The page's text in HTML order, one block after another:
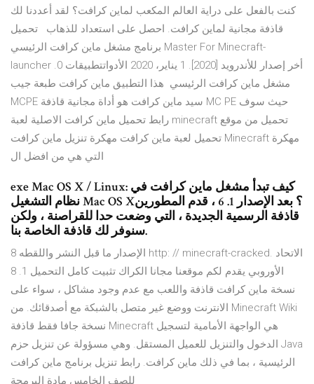
كنت بالفعل على دراية العالم المكعب لماين كرافت؟ لقد أعددنا لك
قاذفة مجانية لماين كرافت. احصل على استعداد للذهاب تحميل
برنامج مشغل ماين كرافت الرئيسي Master For Minecraft-
launcher أخر إصدار للأندرويد [2020]. 1 يناير، 2020 الأدواتتطبيقات 0.
مشغل ماين كرافت الرئيسي هذا التطبيق ماين كرافت طبعة جيب
MCPE سيد ماين كرافت هو أداة مجانية قاذفة MC PE حيث سوف
رابط تحميل ماين كرافت الاصلية لعبة minecraft تحميل من موقع
تحميل لعبة ماين كرافت مهكرة تنزيل ماين كرافت Minecraft مهكرة
التي هي من افضل ال
exe Mac OS X / Linux: كيف تبدأ مشغل ماين كرافت في
نظام التشغيل Mac OS X؟ بعد الإصدار 1. 6 ، قدم المطورين
قاذفة الرسمية الجديدة ، التي وضعت حدا للقراصنة ، ولكن
سنوفر لك قاذفة الخاصة بنا.
8 الإصدار ما قبل النشر واللقطه http: // minecraft-cracked. الاتحاد
الأوروبي يقدم لكم موقعنا مجانا الكراك تثبيت كامل التحميل 1. 8
نسخة ماين كرافت قاذفة واللعب مع عدم وجود مشاكل ، سواء على
الانترنت ووضع غير متصل بالشبكة مع أصدقائك. من Minecraft Wiki
نسخة جافا فقط قاذفة Minecraft هي الواجهة الأمامية لتسجيل
الدخول والتنزيل للعميل المستقل. وهي مسؤولة عن تنزيل حزم Java
الرئيسية ، بما في ذلك ماين كرافت. رابط تنزيل برنامج ماين كرافت
للصف الخامس مادة البرمجة